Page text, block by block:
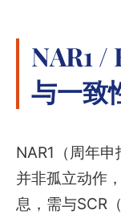
NAR1 /
与一致
NAR1（周年
并非孤立动作
息，需与SCR